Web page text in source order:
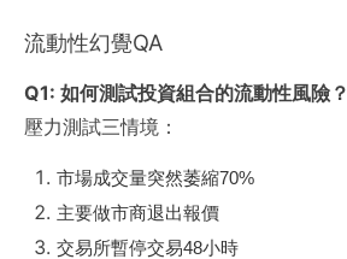
流動性幻覺QA
Q1: 如何測試投資組合的流動性風險？
壓力測試三情境：
市場成交量突然萎縮70%
主要做市商退出報價
交易所暫停交易48小時